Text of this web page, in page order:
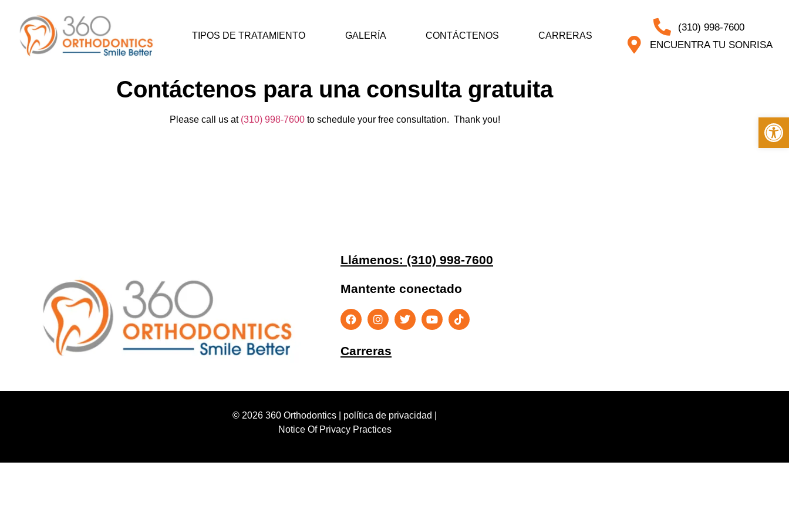
TIPOS DE TRATAMIENTO GALERÍA CONTÁCTENOS CARRERAS
(310) 998-7600
ENCUENTRA TU SONRISA
Contáctenos para una consulta gratuita
Please call us at (310) 998-7600to schedule your free consultation. Thank you!
Llámenos: (310) 998-7600
Mantente conectado
Carreras
© 2026 360 Orthodontics | política de privacidad
Notice Of Privacy Practices